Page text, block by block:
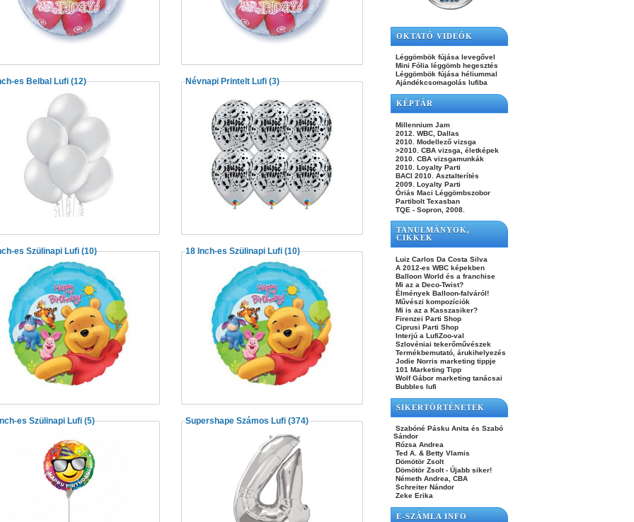
es Belbal Lufi(12) Névnapi Printelt Lufi(3)
es Szülinapi Lufi(10) 18 Inch-es Szülinapi Lufi(10)
es Szülinapi Lufi(5) Supershape Számos Lufi(374)
OKTATÓ VIDEÓK
Léggömbök fújása levegővel
Mini Fólia léggömb hegesztés
Léggömbök fújása héliummal
Ajándékcsomagolás lufiba
KÉPTÁR
Millennium Jam
2012. WBC, Dallas
2010. Modellező vizsga
>2010. CBA vizsga, életképek
2010. CBA vizsgamunkák
2010. Loyalty Parti
BACI 2010. Asztalterítés
2009. Loyalty Parti
Óriás Maci Léggömbszobor
Partibolt Texasban
TQE - Sopron, 2008.
TANULMÁNYOK,
CIKKEK
Luiz Carlos Da Costa Silva
A 2012-es WBC képekben
Balloon World és a franchise
Mi az a Deco-Twist?
Élmények Balloon-falváról!
Művészi kompozíciók
Mi is az a Kasszasiker?
Firenzei Parti Shop
Ciprusi Parti Shop
Interjú a LufiZoo-val
Szlovéniai tekerőművészek
Termékbemutató, árukihelyezés
Jodie Norris marketing tippje
101 Marketing Tipp
Wolf Gábor marketing tanácsai
Bubbles lufi
SIKERTÖRTÉNETEK
Szabóné Pásku Anita és Szabó
Sándor
Rózsa Andrea
Ted A. & Betty Vlamis
Dömötör Zsolt
Dömötör Zsolt - Újabb siker!
Németh Andrea, CBA
Schreiter Nándor
Zeke Erika
E-SZÁMLA INFO